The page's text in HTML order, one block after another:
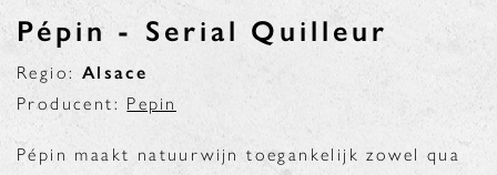
Pépin - Serial Quilleur
Regio: Alsace
Producent: Pepin
Pépin maakt natuurwijn toegankelijk zowel qua